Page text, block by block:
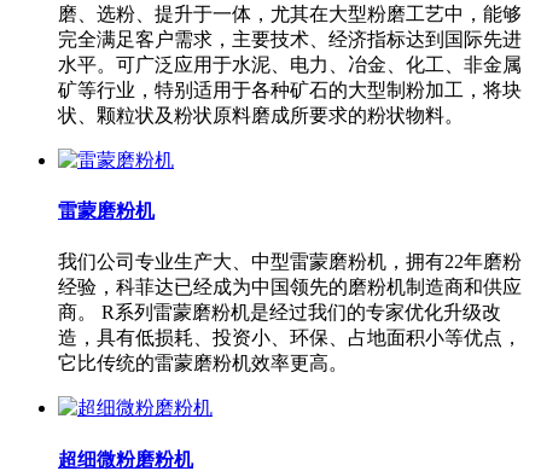
磨、选粉、提升于一体，尤其在大型粉磨工艺中，能够
完全满足客户需求，主要技术、经济指标达到国际先进
水平。可广泛应用于水泥、电力、冶金、化工、非金属
矿等行业，特别适用于各种矿石的大型制粉加工，将块
状、颗粒状及粉状原料磨成所要求的粉状物料。
雷蒙磨粉机
我们公司专业生产大、中型雷蒙磨粉机，拥有22年磨粉
经验，科菲达已经成为中国领先的磨粉机制造商和供应
商。 R系列雷蒙磨粉机是经过我们的专家优化升级改
造，具有低损耗、投资小、环保、占地面积小等优点，
它比传统的雷蒙磨粉机效率更高。
超细微粉磨粉机